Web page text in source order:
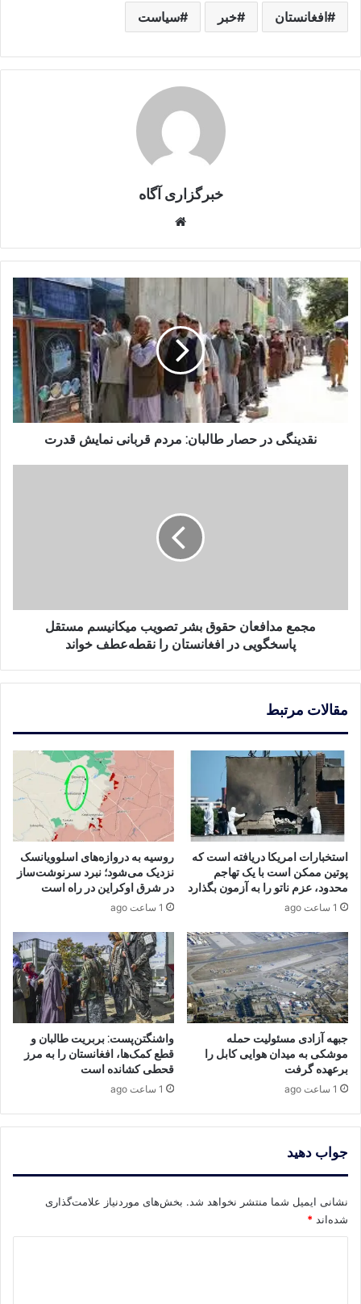
افغانستان خبر سیاست
خبرگزاری آگاه
نقدینگی
در
حصار
طالبان:
مردم
قربانی
نمایش
نقدینگی در حصار طالبان: مردم قربانی نمایش قدرت
در
افغانستانمجمع مدافعان حقوق بشر تصویب میکانیسم مستقل
پاسخگویی در افغانستان را نقطه‌عطف خواند
مقالات مرتبط
استخبارات امریکا دریافته است که
پوتین ممکن است با یک تهاجم
محدود، عزم ناتو را به آزمون بگذارد
1 ساعت ago
روسیه به دروازه‌های اسلوویانسک
نزدیک می‌شود؛ نبرد سرنوشت‌ساز
در شرق اوکراین در راه است
1 ساعت ago
جبهه آزادی مسئولیت حمله
موشکی به میدان هوایی کابل را
برعهده گرفت
1 ساعت ago
واشنگتن‌پست: بربریت طالبان و
قطع کمک‌ها، افغانستان را به مرز
قحطی کشانده است
1 ساعت ago
جواب دهید
نشانی ایمیل شما منتشر نخواهد شد. بخش‌های موردنیاز علامت‌گذاری
شده‌اند *